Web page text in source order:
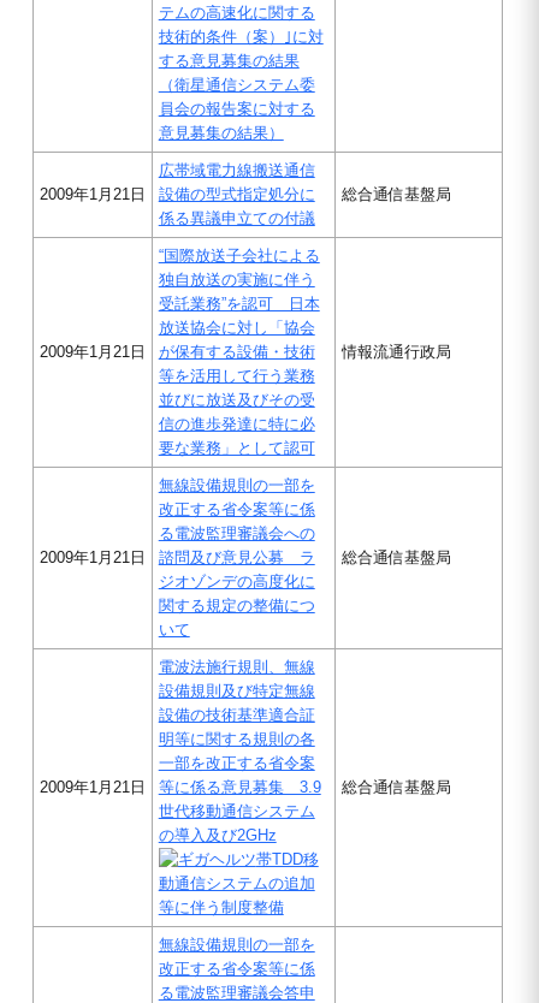
テムの高速化に関する
技術的条件（案）｣に対
する意見募集の結果
（衛星通信システム委
員会の報告案に対する
意見募集の結果）
2009年1月21日
広帯域電力線搬送通信
設備の型式指定処分に
係る異議申立ての付議
総合通信基盤局
2009年1月21日
“国際放送子会社による
独自放送の実施に伴う
受託業務”を認可 日本
放送協会に対し「協会
が保有する設備・技術
等を活用して行う業務
並びに放送及びその受
信の進歩発達に特に必
要な業務」として認可
情報流通行政局
2009年1月21日
無線設備規則の一部を
改正する省令案等に係
る電波監理審議会への
諮問及び意見公募 ラ
ジオゾンデの高度化に
関する規定の整備につ
いて
総合通信基盤局
2009年1月21日
電波法施行規則、無線
設備規則及び特定無線
設備の技術基準適合証
明等に関する規則の各
一部を改正する省令案
等に係る意見募集 3.9
世代移動通信システム
の導入及び2GHz
帯TDD移
動通信システムの追加
等に伴う制度整備
総合通信基盤局
無線設備規則の一部を
改正する省令案等に係
る電波監理審議会答申